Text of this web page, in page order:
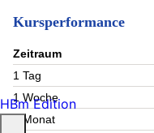
Kursperformance
Zeitraum
1 Tag
1 Woche
1 Monat
HBm Edition